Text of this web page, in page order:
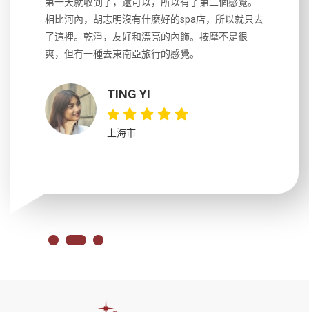
第一天就收到了，還可以，所以有了第二個感覺。
相比河內，胡志明沒有什麼好的spa店，所以就只去
了這裡。乾淨，友好和漂亮的內飾。按摩不是很
爽，但有一種去東南亞旅行的感覺。
TING YI
上海市